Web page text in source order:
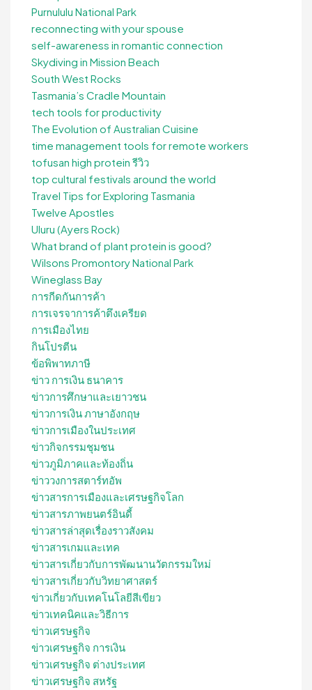
Purnululu National Park
reconnecting with your spouse
self-awareness in romantic connection
Skydiving in Mission Beach
South West Rocks
Tasmania’s Cradle Mountain
tech tools for productivity
The Evolution of Australian Cuisine
time management tools for remote workers
tofusan high protein รีวิว
top cultural festivals around the world
Travel Tips for Exploring Tasmania
Twelve Apostles
Uluru (Ayers Rock)
What brand of plant protein is good?
Wilsons Promontory National Park
Wineglass Bay
การกีดกันการค้า
การเจรจาการค้าตึงเครียด
การเมืองไทย
กินโปรตีน
ข้อพิพาทภาษี
ข่าว การเงิน ธนาคาร
ข่าวการศึกษาและเยาวชน
ข่าวการเงิน ภาษาอังกฤษ
ข่าวการเมืองในประเทศ
ข่าวกิจกรรมชุมชน
ข่าวภูมิภาคและท้องถิ่น
ข่าววงการสตาร์ทอัพ
ข่าวสารการเมืองและเศรษฐกิจโลก
ข่าวสารภาพยนตร์อินดี้
ข่าวสารล่าสุดเรื่องราวสังคม
ข่าวสารเกมและเทค
ข่าวสารเกี่ยวกับการพัฒนานวัตกรรมใหม่
ข่าวสารเกี่ยวกับวิทยาศาสตร์
ข่าวเกี่ยวกับเทคโนโลยีสีเขียว
ข่าวเทคนิคและวิธีการ
ข่าวเศรษฐกิจ
ข่าวเศรษฐกิจ การเงิน
ข่าวเศรษฐกิจ ต่างประเทศ
ข่าวเศรษฐกิจ สหรัฐ